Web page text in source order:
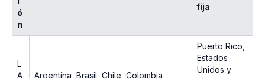
ó
n
fija
L
A
Argentina, Brasil, Chile, Colombia,
Puerto Rico,
Estados
Unidos y